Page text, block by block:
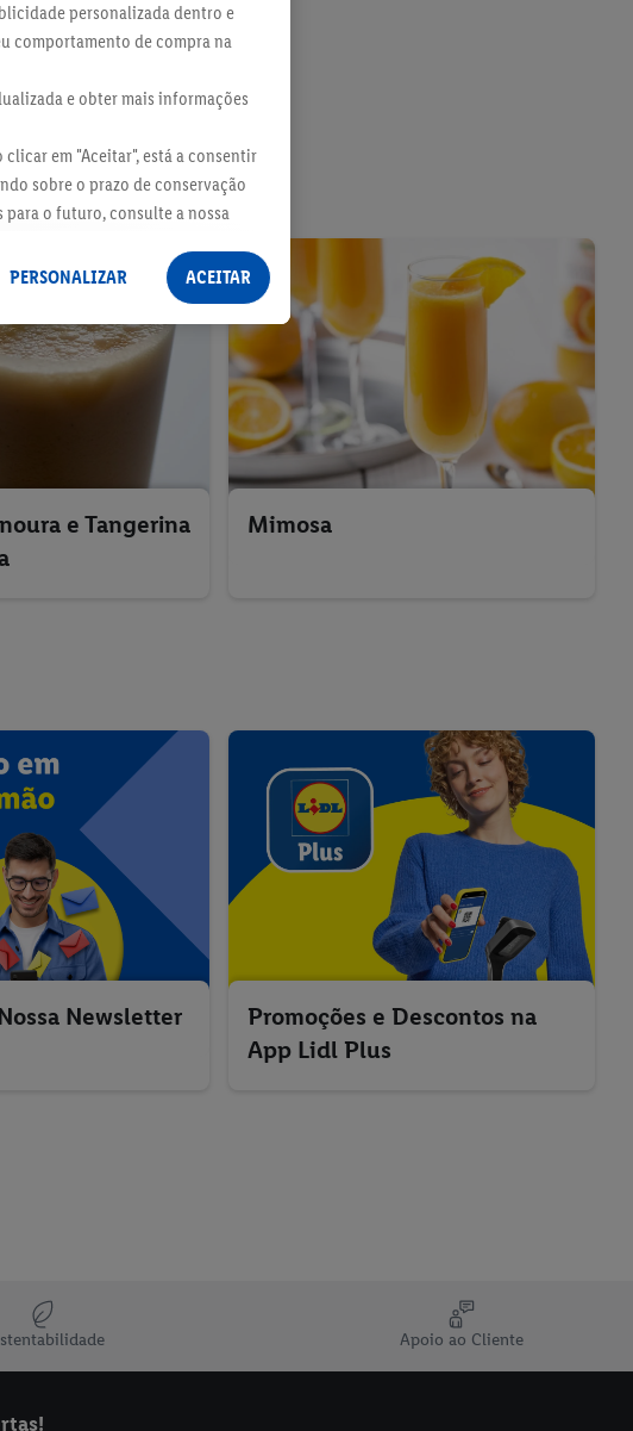
e Tangerina
Mimosa
Newsletter
Promoções e Descontos na
App Lidl Plus
Apoio ao Cliente
personalizada dentro e
comportamento de compra na
e obter mais informações
em "Aceitar", está a consentir
sobre o prazo de conservação
o futuro, consulte a nossa
PERSONALIZAR ACEITAR